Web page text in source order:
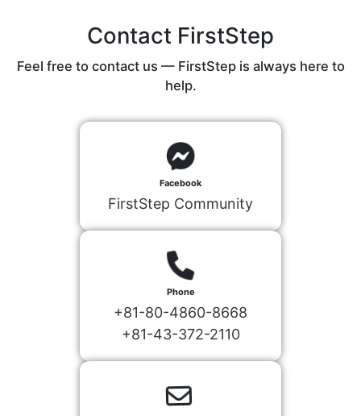
Contact FirstStep
Feel free to contact us — FirstStep is always here to
help.
Facebook
FirstStep Community
Phone
+81-80-4860-8668
+81-43-372-2110